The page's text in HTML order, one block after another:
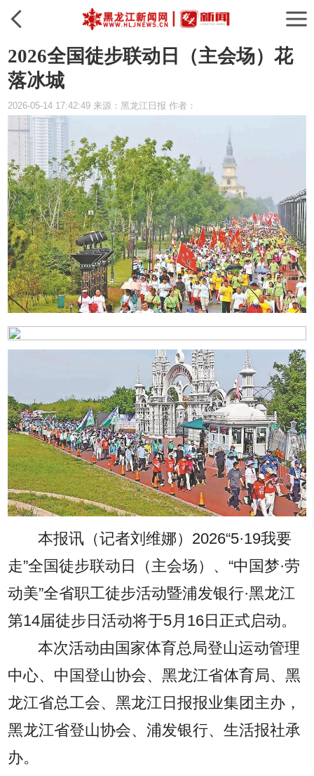
2026全国徒步联动日（主会场）花
落冰城
2026-05-14 17:42:49 来源：黑龙江日报 作者：
本报讯（记者刘维娜） 2026“5·19我要
走”全国徒步联动日（主会场）、“中国梦·劳
动美”全省职工徒步活动暨浦发银行·黑龙江
第14届徒步日活动将于5月16日正式启动。
本次活动由国家体育总局登山运动管理
中心、中国登山协会、黑龙江省体育局、黑
龙江省总工会、黑龙江日报报业集团主办，
黑龙江省登山协会、浦发银行、生活报社承
办。